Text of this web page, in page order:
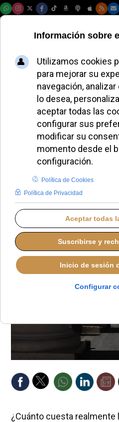
Tragedia
píldoras
en
etapa
Agustinos
VIERNES, 29 AGOSTO 2025 09:00
¿Cuánto cuesta realmente